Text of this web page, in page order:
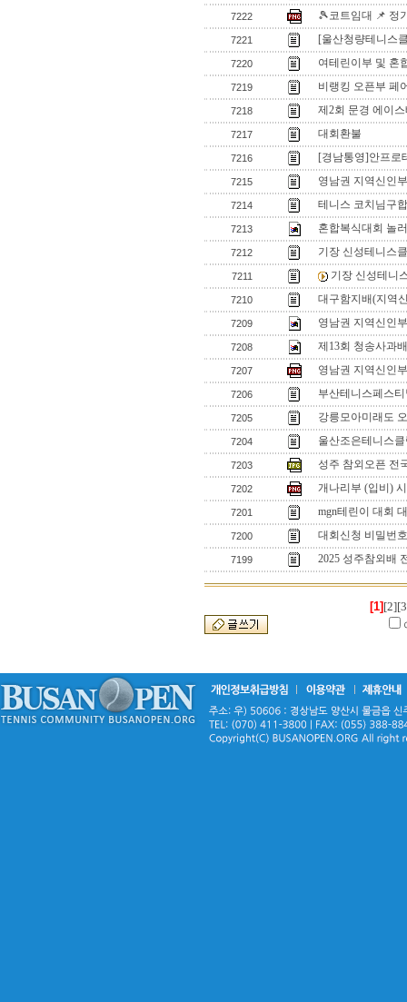
7222 🎾코트임대 📌 정
7221 [울산청량테니스
7220 여테린이부 및 혼
7219 비랭킹 오픈부 페
7218 제2회 문경 에이
7217 대회환불
7216 [경남통영]안프로
7215 영남권 지역신인부
7214 테니스 코치님구
7213 혼합복식대회 놀
7212 기장 신성테니스
7211 기장 신성테니
7210 대구함지배(지역
7209 영남권 지역신인
7208 제13회 청송사과
7207 영남권 지역신인
7206 부산테니스페스
7205 강릉모아미래도
7204 울산조은테니스
7203 성주 참외오픈 전
7202 개나리부 (입비)
7201 mgn테린이 대회
7200 대회신청 비밀번호
7199 2025 성주참외배
[1] [2]